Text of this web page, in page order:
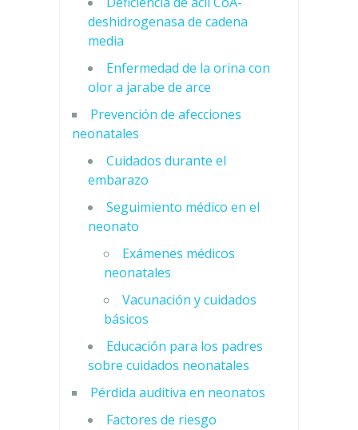
deshidrogenasa de cadena
media
Enfermedad de la orina con
olor a jarabe de arce
Prevención de afecciones
neonatales
Cuidados durante el
embarazo
Seguimiento médico en el
neonato
Exámenes médicos
neonatales
Vacunación y cuidados
básicos
Educación para los padres
sobre cuidados neonatales
Pérdida auditiva en neonatos
Factores de riesgo